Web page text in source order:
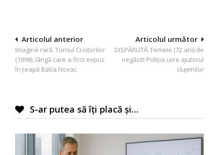
Navigare
în
articole
Articolul următor
DISPĂRUTĂ. Femeie (72 ani) de
negăsit! Poliția cere ajutorul
clujenilor
Articolul anterior
Imagine rară. Turnul Croitorilor
(1898), lângă care a fost expus
în ţeapă Baba Novac
S-ar putea să îți placă și…